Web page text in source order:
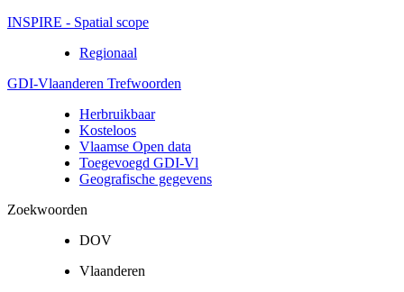
INSPIRE - Spatial scope
Regionaal
GDI-Vlaanderen Trefwoorden
Herbruikbaar
Kosteloos
Vlaamse Open data
Toegevoegd GDI-Vl
Geografische gegevens
Zoekwoorden
DOV
Vlaanderen